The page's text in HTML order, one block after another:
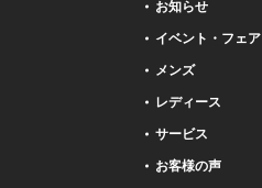
お知らせ
イベント・フェア
メンズ
レディース
サービス
お客様の声